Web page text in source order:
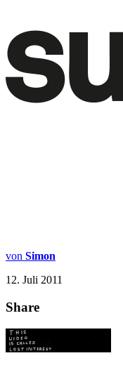
von Simon
12. Juli 2011
Share